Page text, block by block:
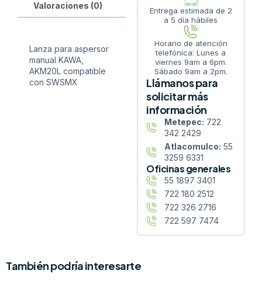
Valoraciones (0)
Lanza para aspersor
manual KAWA,
AKM20L compatible
con SWSMX
Entrega estimada de 2
a 5 día hábiles
Horario de atención
telefónica: Lunes a
viernes 9am a 6pm.
Sábado 9am a 2pm.
Llámanos para
solicitar más
información
Metepec: 722
342 2429
Atlacomulco: 55
3259 6331
Oficinas generales
55 1897 3401
722 180 2512
722 326 2716
722 597 7474
También podría interesarte